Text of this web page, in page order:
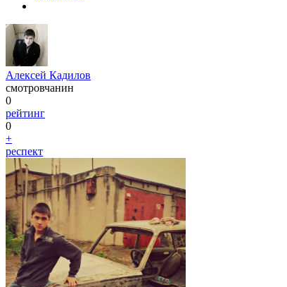
Алексей Кадилов
смотровчанин
0
рейтинг
0
+
респект